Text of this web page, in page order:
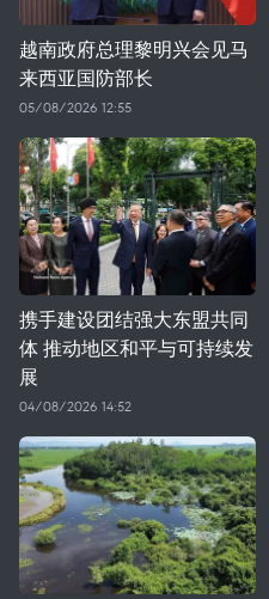
越南政府总理黎明兴会见马
来西亚国防部长
05/08/2026 12:55
携手建设团结强大东盟共同
体 推动地区和平与可持续发
展
04/08/2026 14:52